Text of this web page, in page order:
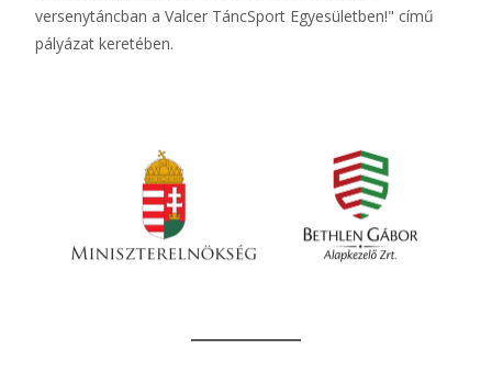
versenytáncban a Valcer TáncSport Egyesületben!" című
pályázat keretében.